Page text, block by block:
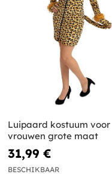
Luipaard kostuum voor
vrouwen grote maat
31,99 €
BESCHIKBAAR